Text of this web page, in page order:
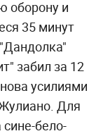
оборону и
35 минут
забил за 12
усилиями
Для
сине-бело-